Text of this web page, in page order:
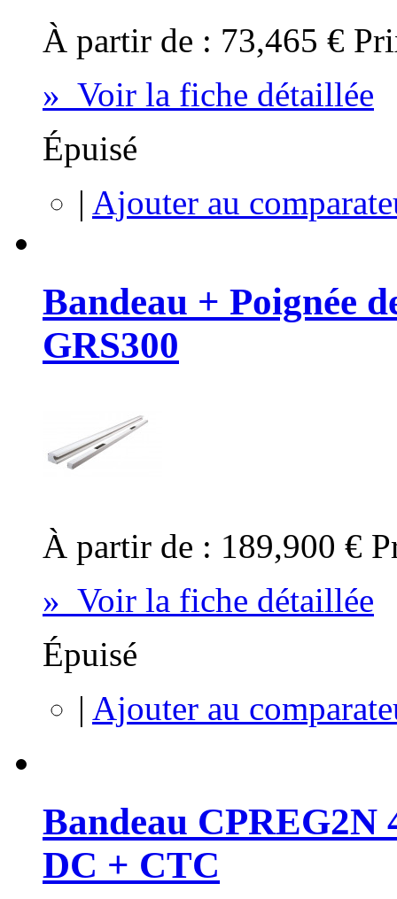
À partir de : 73,465 €
» Voir la fiche détaillée
Épuisé
| Ajouter au
Bandeau + Poignée
GRS300
À partir de : 189,900 €
» Voir la fiche détaillée
Épuisé
| Ajouter au
Bandeau CPREG2N
DC + CTC